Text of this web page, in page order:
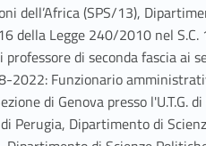
dell’Africa (SPS/13),
Legge 240/2010 nel S.C.
di seconda fascia
2022: Funzionario
di Genova presso
Perugia, Dipartimento di